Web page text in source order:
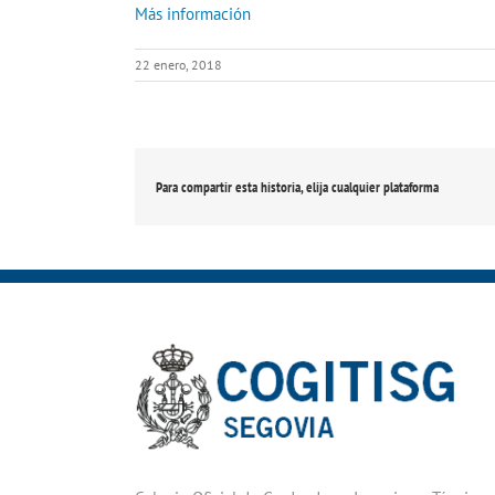
Más información
22 enero, 2018
Para compartir esta historia, elija cualquier plataforma